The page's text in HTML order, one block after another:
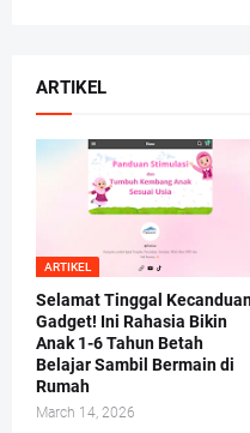
ARTIKEL
ARTIKEL
Selamat Tinggal
Gadget! Ini Rahasia Bikin
Anak 1-6 Tahun Betah
Belajar Sambil Bermain di
Rumah
March 14, 2026